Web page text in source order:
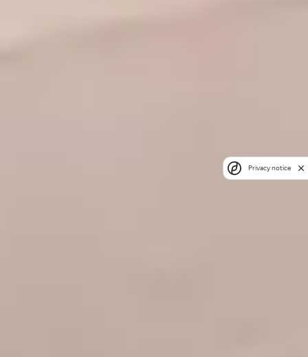
Privacy notice